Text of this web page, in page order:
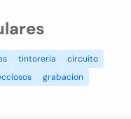
tintoreria
circuito
grabacion